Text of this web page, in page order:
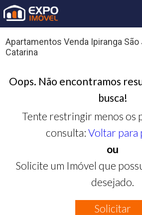
Apartamentos Venda Ipiranga
Catarina
Oops. Não encontramos
busca!
Tente restringir menos os
consulta: Voltar para
ou
Solicite um Imóvel que
desejado.
Solicitar